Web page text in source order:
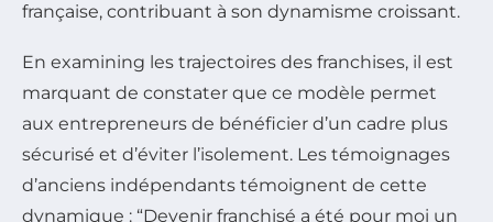
française, contribuant à son dynamisme croissant.
En examining les trajectoires des franchises, il est
marquant de constater que ce modèle permet
aux entrepreneurs de bénéficier d’un cadre plus
sécurisé et d’éviter l’isolement. Les témoignages
d’anciens indépendants témoignent de cette
dynamique : “Devenir franchisé a été pour moi un